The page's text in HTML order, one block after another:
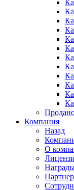
Компания
Назад
О